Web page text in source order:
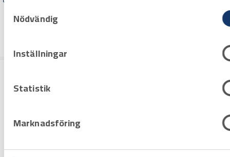
Samtyckesval
Nödvändig
Inställningar
Statistik
Marknadsföring